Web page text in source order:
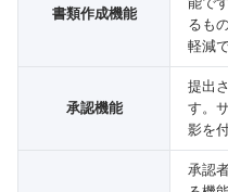
書類作成機能
るも
軽減
承認機能
提出
す。
影を
承認